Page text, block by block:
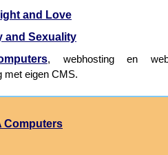
and Love
and Sexuality
, webhosting en
met eigen CMS.